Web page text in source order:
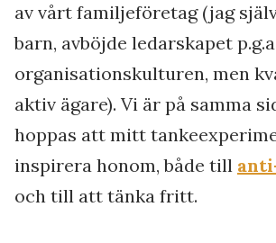
av vårt familjeföretag (jag
barn, avböjde ledarskapet
organisationskulturen, men
aktiv ägare). Vi är på samma
hoppas att mitt
inspirera honom, både till
och till att tänka fritt.